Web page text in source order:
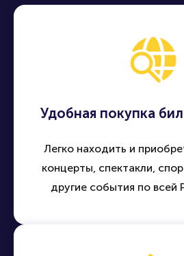
Удобная покупка
Легко находить и
концерты, спектакли,
другие события по всей